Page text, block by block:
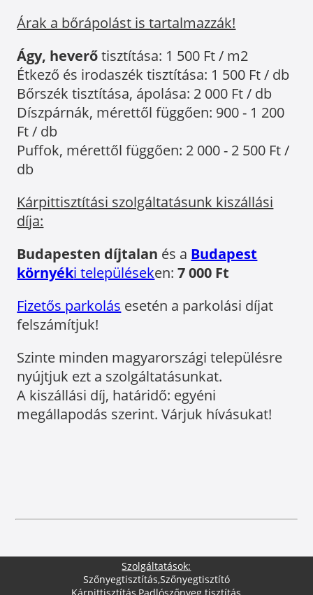
Árak a bőrápolást is tartalmazzák!
Ágy, heverőtisztítása: 1 500 Ft / m2
Étkező és irodaszék tisztítása: 1 500 Ft / db
Bőrszék tisztítása, ápolása: 2 000 Ft / db
Díszpárnák, mérettől függően: 900 - 1 200
Ft / db
Puffok, mérettől függően: 2 000 - 2 500 Ft /
db
Kárpittisztítási szolgáltatásunk kiszállási
díja:
Budapesten díjtalan és a Budapest
környéki településeken:7 000 Ft
Fizetős parkolás esetén a parkolási díjat
felszámítjuk!
Szinte minden magyarországi településre
nyújtjuk ezt a szolgáltatásunkat.
A kiszállási díj, határidő: egyéni
megállapodás szerint. Várjuk hívásukat!
Szolgáltatások:
Szőnyegtisztítás,Szőnyegtisztító